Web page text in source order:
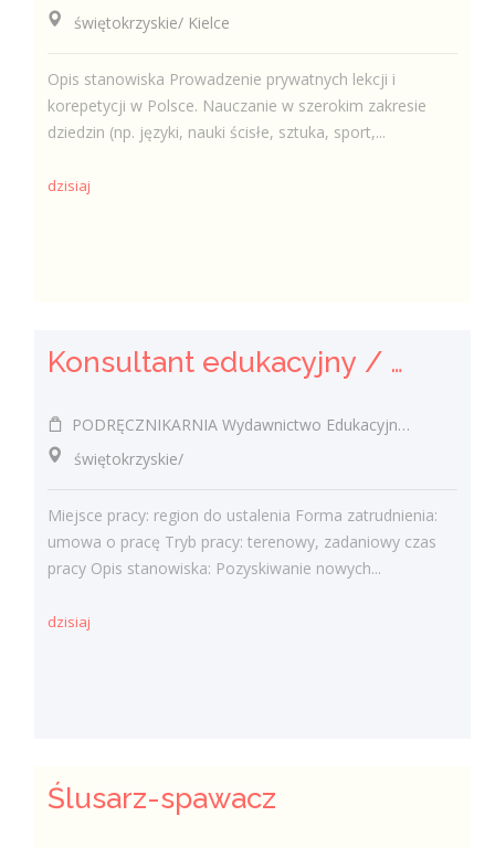
świętokrzyskie/ Kielce
Opis stanowiska Prowadzenie prywatnych lekcji i
korepetycji w Polsce. Nauczanie w szerokim zakresie
dziedzin (np. języki, nauki ścisłe, sztuka, sport,...
dzisiaj
Konsultant edukacyjny / Konsultantka edukacyjna
PODRĘCZNIKARNIA Wydawnictwo Edukacyjne Sp. z o.o.
świętokrzyskie/
Miejsce pracy: region do ustalenia Forma zatrudnienia:
umowa o pracę Tryb pracy: terenowy, zadaniowy czas
pracy Opis stanowiska: Pozyskiwanie nowych...
dzisiaj
Ślusarz-spawacz